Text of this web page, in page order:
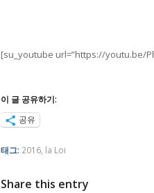
[su_youtube url=”https://youtu.be/
이 글 공유하기:
공유
태그: 2016 la Loi
Share this entry